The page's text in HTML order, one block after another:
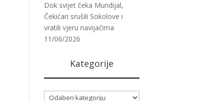
Dok svijet čeka Mundijal,
Čekićari srušili Sokolove i
vratili vjeru navijačima
11/06/2026
Kategorije
Kategorije